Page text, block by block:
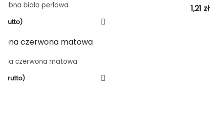
biała perłowa 1,21 zł
czerwona matowa
(brutto)